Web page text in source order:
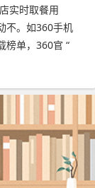
实时取餐用
不。如360手机
榜单，360官 “